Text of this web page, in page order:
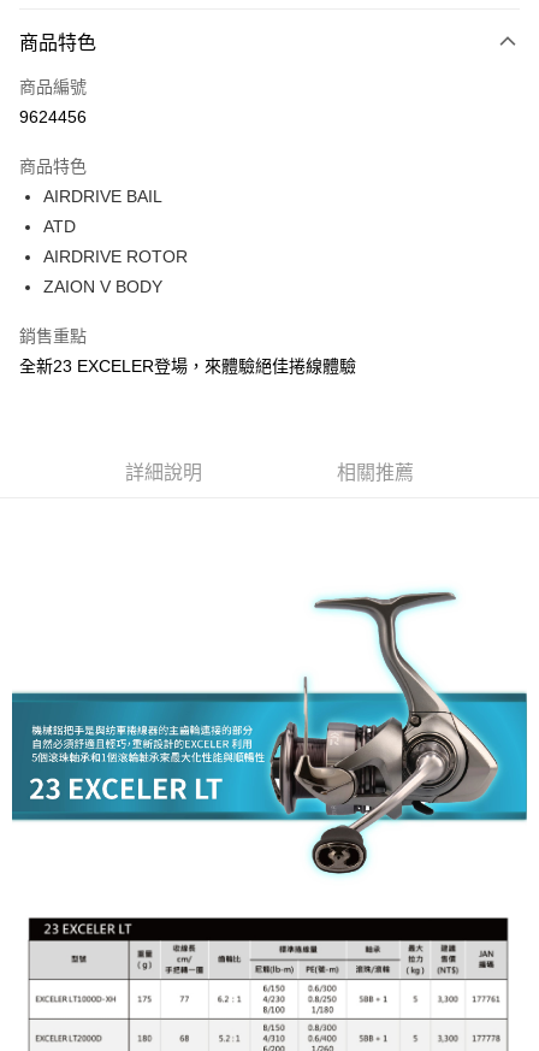
台灣樂天信用卡公司
【大哥付你分期使用說明】
2.付款方式選擇「大哥付你分期」，訂單成立後會自動跳轉到大哥付的交易
流程，驗證手機門號後，選擇欲分期的期數、繳款截止日，確認付款後即完
4.訂單成立30分鐘內，如未前往確認交易或遇審核未通過，訂單將自動取
消。如遇「轉專審核」未通過狀況，表示未達大哥付你分期系統評分，恕無
【繳款方式說明】
1.分期款項不併入電信帳單，「大哥付你分期」於每月結算日後寄送繳費提
醒簡訊。
帳／街口支付／iPASS MONEY」等通路繳費。
【注意事項】
資料（包含姓名、電話或地址）提供予台灣大哥大進項蒐集、處理及利用，
相關說明
【關於「AFTEE先享後付」】
便利好安心！
２．便利：只要手機號碼，簡訊認證，即可結帳。
３．安心：先確認商品／服務後，再付款。
１．於結帳方式選擇「AFTEE先享後付」後，將跳轉至「AFTEE先享後付」
２．訂單成立數日內，您將收到繳費通知簡訊。
３．收到繳費通知簡訊後14天內，點擊此簡訊中的連結，可透過四大超商／
ATM／網路銀行／等多元方式進行付款，方視為交易完成。
※ 交易是否成功請以「AFTEE先享後付 」之結帳頁面顯示為準，若有關於
是否繳費成功／繳費後需取消欲退款等相關疑問，請聯繫「AFTEE先享後付
易，需依本服務之必要範圍內提供個人資料，並將交易相關給付款項請求債
３．未成年的使用者請事先徵得法定代理人或監護人之同意方可使用
「AFTEE先享後付」，若未經同意申辦者引起之損失，本公司不負相關責
任。
４．使用「AFTEE先享後付」時，將依據個別帳號之用戶狀況，依本公司即
時審查核予不同之上限額度；若仍有額度不足之情形，本公司將視審查結果
請求用戶進行身份認證。
５．嚴禁一人註冊多個帳號或使用他人資訊註冊。若發現惡意使用之情形，
恩沛科技股份有限公司將有權停止該用戶之使用額度並採取法律行動。
貨到付款
運送方式
全家取貨付款
付款後全家取貨
每筆NT$60，滿NT$1,200(含以上)免運費
每筆NT$100，滿NT$2,000(含以上)免運費
每筆NT$200，滿NT$2,000(含以上)免運費
貨到付款（門市自取請勿下單，請聯繫客服）
每筆NT$200，滿NT$3,000(含以上)免運費
商品特色
商品編號
9624456
商品特色
AIRDRIVE BAIL
ATD
AIRDRIVE ROTOR
ZAION V BODY
銷售重點
全新23 EXCELER登場，來體驗絕佳捲線體驗
詳細說明 相關推薦